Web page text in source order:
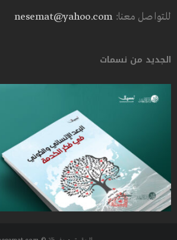
للتواصل معنا:nesemat@yahoo.com
الجديد من نسمات